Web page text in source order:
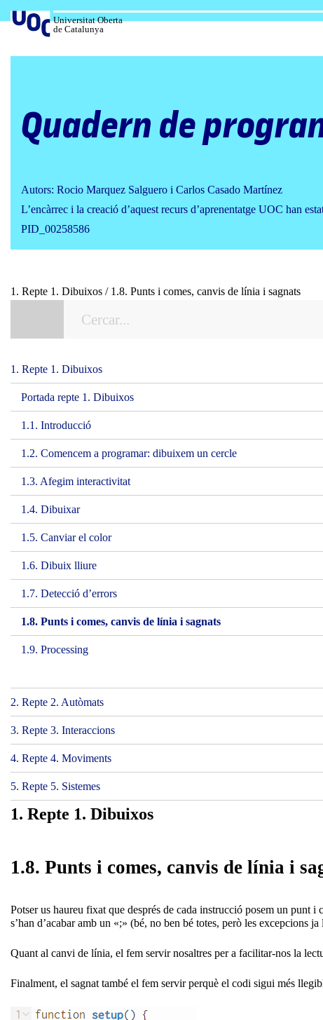
al
contingut
Universitat Oberta
de Catalunya
Quadern de
Autors: Rocio Marquez Salguero i Carlos Casado Martínez
L’encàrrec i la creació d’aquest recurs d’aprenentatge UOC han
PID_00258586
1. Repte 1. Dibuixos / 1.8. Punts i comes, canvis de línia i sagnats
1. Repte 1. Dibuixos
Portada repte 1. Dibuixos
1.1. Introducció
1.2. Comencem a programar: dibuixem un cercle
1.3. Afegim interactivitat
1.4. Dibuixar
1.5. Canviar el color
1.6. Dibuix lliure
1.7. Detecció d’errors
1.8. Punts i comes, canvis de línia i sagnats
1.9. Processing
2. Repte 2. Autòmats
3. Repte 3. Interaccions
4. Repte 4. Moviments
5. Repte 5. Sistemes
1. Repte 1. Dibuixos
1.8. Punts i comes, canvis de línia i
Potser us haureu fixat que després de cada instrucció posem un punt
s’han d’acabar amb un «;» (bé, no ben bé totes, però les excepcions
Quant al canvi de línia, el fem servir nosaltres per a facilitar-nos la
Finalment, el sagnat també el fem servir perquè el codi sigui més